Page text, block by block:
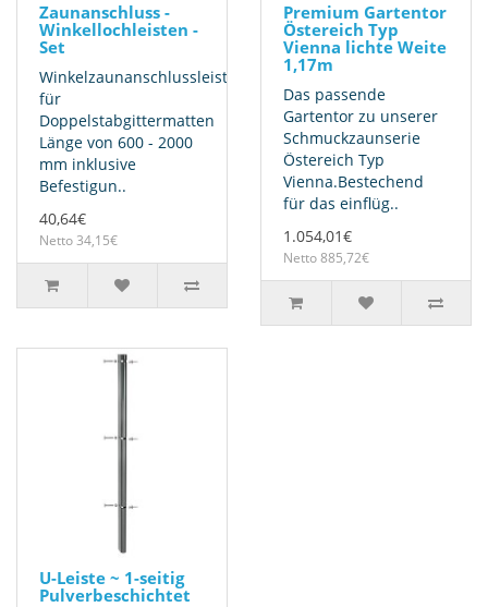
Zaunanschluss -
Winkellochleisten -
Set
Winkelzaunanschlussleiste
für
Doppelstabgittermatten
Länge von 600 - 2000
mm inklusive
Befestigun..
40,64€
Netto 34,15€
Premium Gartentor
Östereich Typ
Vienna lichte Weite
1,17m
Das passende
Gartentor zu unserer
Schmuckzaunserie
Östereich Typ
Vienna.Bestechend
für das einflüg..
1.054,01€
Netto 885,72€
U-Leiste ~ 1-seitig
Pulverbeschichtet